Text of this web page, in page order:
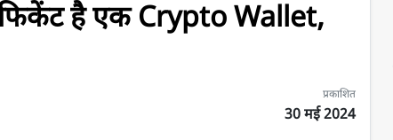
है एक Crypto Wallet,
प्रकाशित
30 मई 2024